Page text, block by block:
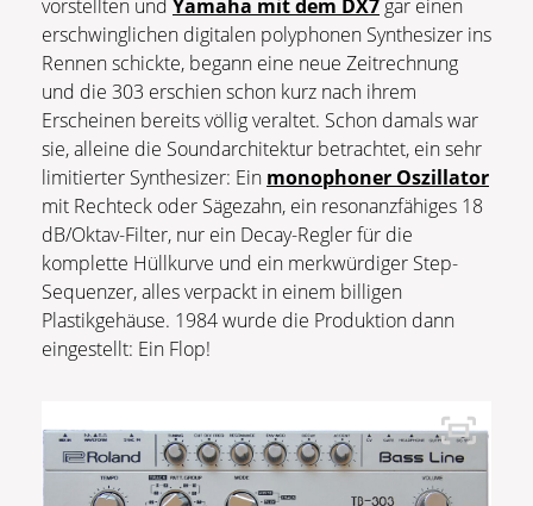
vorstellten und Yamaha mit dem DX7 gar einen
erschwinglichen digitalen polyphonen Synthesizer ins
Rennen schickte, begann eine neue Zeitrechnung
und die 303 erschien schon kurz nach ihrem
Erscheinen bereits völlig veraltet. Schon damals war
sie, alleine die Soundarchitektur betrachtet, ein sehr
limitierter Synthesizer: Ein monophoner Oszillator
mit Rechteck oder Sägezahn, ein resonanzfähiges 18
dB/Oktav-Filter, nur ein Decay-Regler für die
komplette Hüllkurve und ein merkwürdiger Step-
Sequenzer, alles verpackt in einem billigen
Plastikgehäuse. 1984 wurde die Produktion dann
eingestellt: Ein Flop!